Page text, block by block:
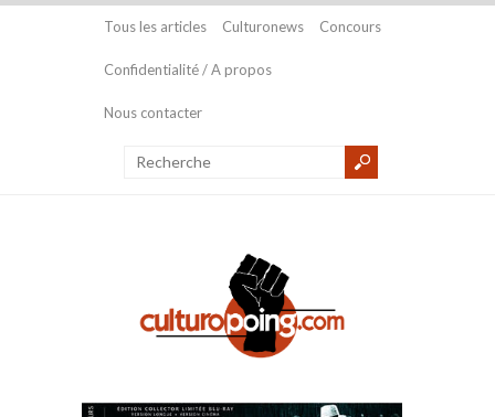
Tous les articles Culturonews Concours
Confidentialité / A propos
Nous contacter